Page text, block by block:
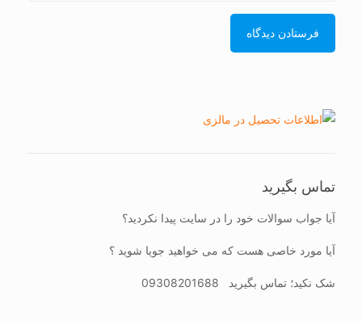
تماس بگیرید
آیا جواب سوالات خود را در سایت پیدا نکردید؟
آیا مورد خاصی هست که می خواهید جویا شوید ؟
شک نکید؛ تماس بگیرید 09308201688